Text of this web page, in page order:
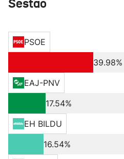
Sestao
PSOE
39.98%
EAJ-PNV
17.54%
EH BILDU
16.54%